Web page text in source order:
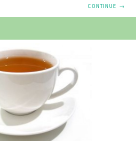
metabolismo e façam seu corpo
mais saudável e indicada. Mas, o
desinchar, acelerar o
que auxiliam o
do corpo em geral. Produzidas
as Cápsulas 3 ervas diuréticas
CONTINUE →